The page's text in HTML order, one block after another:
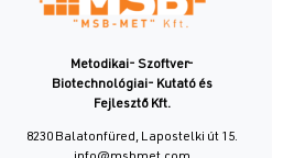
Metodikai- Szoftver-
Biotechnológiai- Kutató és
Fejlesztő Kft.
8230 Balatonfüred, Lapostelki út 15.